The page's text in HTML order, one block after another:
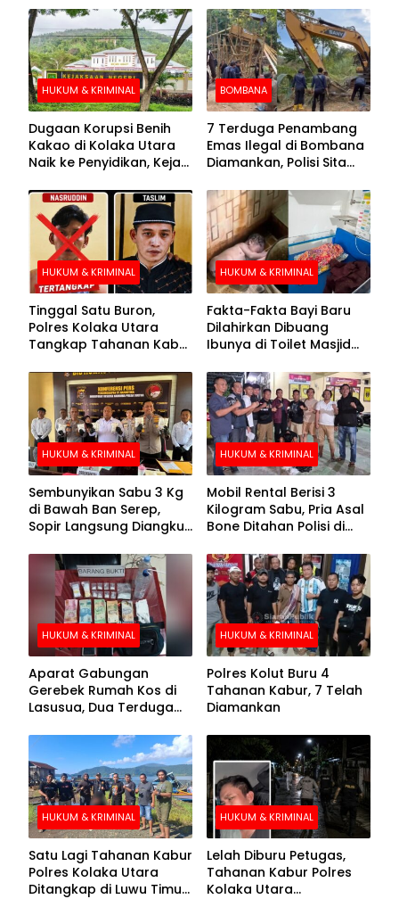
HUKUM & KRIMINAL
Dugaan Korupsi Benih
Kakao di Kolaka Utara
Naik ke Penyidikan, Kejari
BOMBANA
7 Terduga Penambang
Emas Ilegal di Bombana
Diamankan, Polisi Sita
Crusher
HUKUM & KRIMINAL
Tinggal Satu Buron,
Polres Kolaka Utara
Tangkap Tahanan Kabur
Pengejaran
HUKUM & KRIMINAL
Fakta-Fakta Bayi Baru
Dilahirkan Dibuang
Ibunya di Toilet Masjid
HUKUM & KRIMINAL
Sembunyikan Sabu 3 Kg
di Bawah Ban Serep,
Sopir Langsung Diangkut
HUKUM & KRIMINAL
Mobil Rental Berisi 3
Kilogram Sabu, Pria Asal
Bone Ditahan Polisi di
HUKUM & KRIMINAL
Aparat Gabungan
Gerebek Rumah Kos di
Lasusua, Dua Terduga
HUKUM & KRIMINAL
Polres Kolut Buru 4
Tahanan Kabur, 7 Telah
Diamankan
HUKUM & KRIMINAL
Satu Lagi Tahanan Kabur
Polres Kolaka Utara
Ditangkap di Luwu Timur,
HUKUM & KRIMINAL
Lelah Diburu Petugas,
Tahanan Kabur Polres
Kolaka Utara